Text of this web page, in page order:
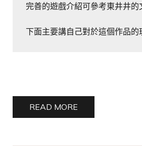
完善的遊戲介紹可參考東井井的
下面主要講自己對於這個作品的
READ MORE